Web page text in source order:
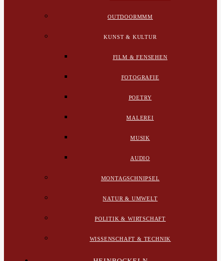
OUTDOORMMM
KUNST & KULTUR
FILM & FENSEHEN
FOTOGRAFIE
POETRY
MALEREI
MUSIK
AUDIO
MONTAGSCHNIPSEL
NATUR & UMWELT
POLITIK & WIRTSCHAFT
WISSENSCHAFT & TECHNIK